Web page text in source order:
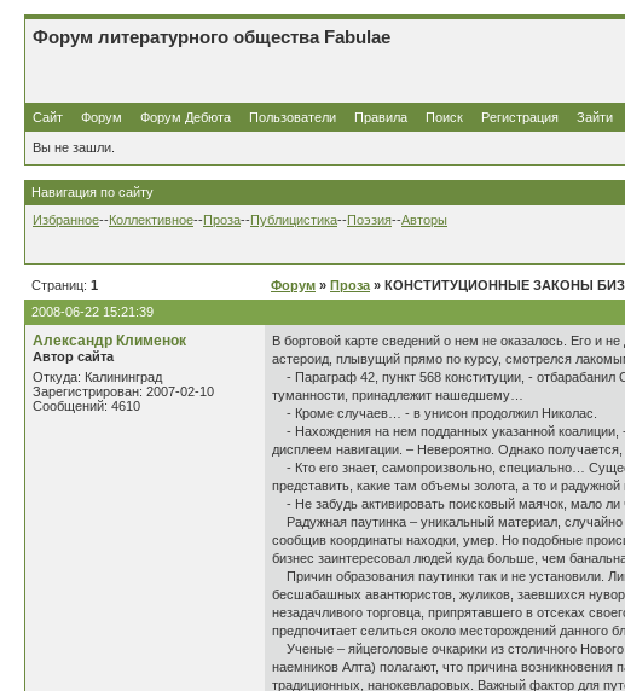
Форум литературного общества Fabulae
Сайт Форум Форум Дебюта Пользователи Правила Поиск Регистрация Зайти
Вы не зашли.
Навигация по сайту
Избранное--Коллективное--Проза--Публицистика--Поэзия--Авторы
Страниц: 1 Форум » Проза » КОНСТИТУЦИОННЫЕ ЗАКОНЫ
2008-06-22 15:21:39
Александр Клименок
Автор сайта
Откуда: Калининград
Зарегистрирован: 2007-02-10
Сообщений: 4610
В бортовой карте сведений о нем не оказалось. Его и
астероид, плывущий прямо по курсу, смотрелся
- Параграф 42, пункт 568 конституции, - отбарабанил
туманности, принадлежит нашедшему…
- Кроме случаев… - в унисон продолжил Николас.
- Нахождения на нем подданных указанной коалиции,
дисплеем навигации. – Невероятно. Однако
- Кто его знает, самопроизвольно, специально…
представить, какие там объемы золота, а то и радужной
- Не забудь активировать поисковый маячок, мало ли
Радужная паутинка – уникальный материал, случайно
сообщив координаты находки, умер. Но подобные
бизнес заинтересовал людей куда больше, чем
Причин образования паутинки так и не установили.
бесшабашных авантюристов, жуликов, заевшихся
незадачливого торговца, припрятавшего в отсеках
предпочитает селиться около месторождений данного
Ученые – яйцеголовые очкарики из столичного
наемников Алта) полагают, что причина
традиционных, нанокевларовых. Важный фактор для